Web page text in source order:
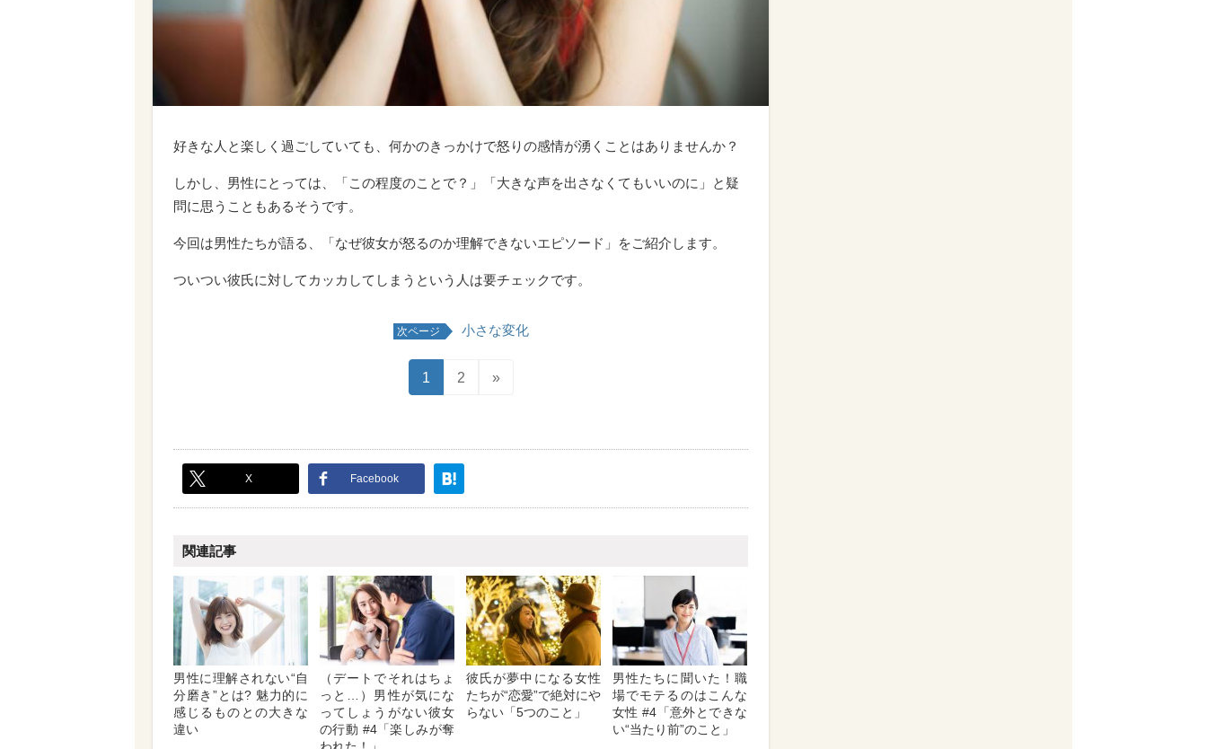
好きな人と楽しく過ごしていても、何かのきっかけで怒りの感情が湧くことはありませんか？
しかし、男性にとっては、「この程度のことで？」「大きな声を出さなくてもいいのに」と疑
問に思うこともあるそうです。
今回は男性たちが語る、「なぜ彼女が怒るのか理解できないエピソード」をご紹介します。
ついつい彼氏に対してカッカしてしまうという人は要チェックです。
次ページ 小さな変化
1 2 »
X Facebook
関連記事
男性に理解されない“自
分磨き”とは? 魅力的に
感じるものとの大きな
違い
（デートでそれはちょ
っと…）男性が気にな
ってしょうがない彼女
の行動 #4「楽しみが奪
彼氏が夢中になる女性
たちが“恋愛”で絶対にや
らない「5つのこと」
男性たちに聞いた！職
場でモテるのはこんな
女性 #4「意外とできな
い“当たり前”のこと」